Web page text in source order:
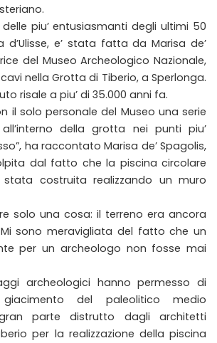
piu’ entusiasmanti degli ultimi 50
d’Ulisse, e’ stata fatta da Marisa de’
del Museo Archeologico Nazionale,
nella Grotta di Tiberio, a Sperlonga.
risale a piu’ di 35.000 anni fa.
il solo personale del Museo una serie
della grotta nei punti piu’
ha raccontato Marisa de’ Spagolis,
dal fatto che la piscina circolare
costruita realizzando un muro
solo una cosa: il terreno era ancora
sono meravigliata del fatto che un
per un archeologo non fosse mai
archeologici hanno permesso di
del paleolitico medio
parte distrutto dagli architetti
per la realizzazione della piscina